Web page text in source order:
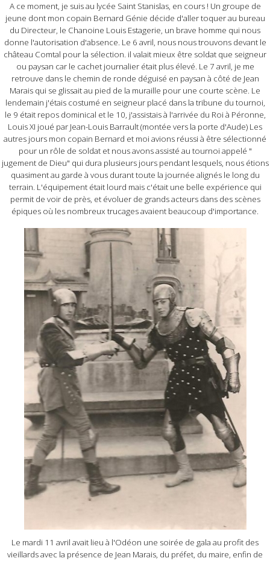
A ce moment, je suis au lycée Saint Stanislas, en cours ! Un groupe de
jeune dont mon copain Bernard Génie décide d'aller toquer au bureau
du Directeur, le Chanoine Louis Estagerie, un brave homme qui nous
donne l'autorisation d'absence. Le 6 avril, nous nous trouvons devant le
château Comtal pour la sélection. il valait mieux être soldat que seigneur
ou paysan car le cachet journalier était plus élevé. Le 7 avril, je me
retrouve dans le chemin de ronde déguisé en paysan à côté de Jean
Marais qui se glissait au pied de la muraille pour une courte scène. Le
lendemain j'étais costumé en seigneur placé dans la tribune du tournoi,
le 9 était repos dominical et le 10, j'assistais à l'arrivée du Roi à Péronne,
Louis XI joué par Jean-Louis Barrault (montée vers la porte d'Aude) Les
autres jours mon copain Bernard et moi avions réussi à être sélectionné
pour un rôle de soldat et nous avons assisté au tournoi appelé "
jugement de Dieu" qui dura plusieurs jours pendant lesquels, nous étions
quasiment au garde à vous durant toute la journée alignés le long du
terrain. L'équipement était lourd mais c'était une belle expérience qui
permit de voir de près, et évoluer de grands acteurs dans des scènes
épiques où les nombreux trucages avaient beaucoup d'importance.
Le mardi 11 avril avait lieu à l'Odéon une soirée de gala au profit des
vieillards avec la présence de Jean Marais, du préfet, du maire, enfin de